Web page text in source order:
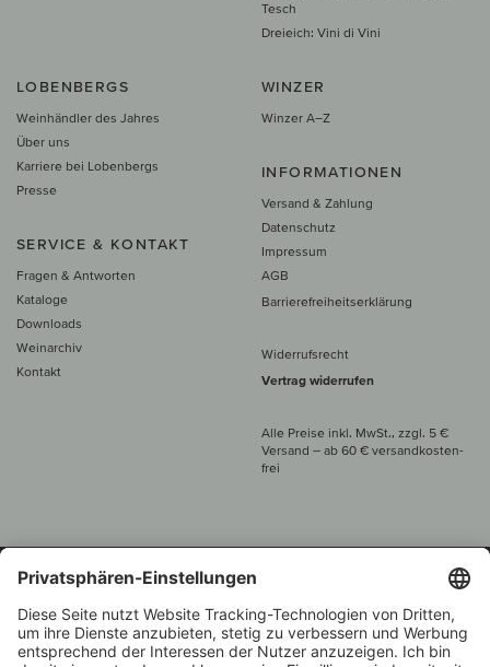
Tesch
Dreieich: Vini di Vini
LOBENBERGS
Weinhändler des Jahres
Über uns
Karriere bei Lobenbergs
Presse
SERVICE & KONTAKT
Fragen & Antworten
Kataloge
Downloads
Weinarchiv
Kontakt
WINZER
Winzer A–Z
INFORMATIONEN
Versand & Zahlung
Datenschutz
Impressum
AGB
Barrierefreiheitserklärung
Widerrufsrecht
Vertrag widerrufen
Alle Preise inkl. MwSt., zzgl. 5 €
Versand – ab 60 € versand­kosten­
frei
Beratung unter
+49 421 696 797-0